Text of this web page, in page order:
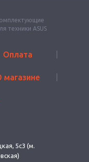
техники ASUS
Оплата
магазине
5с3 (м.